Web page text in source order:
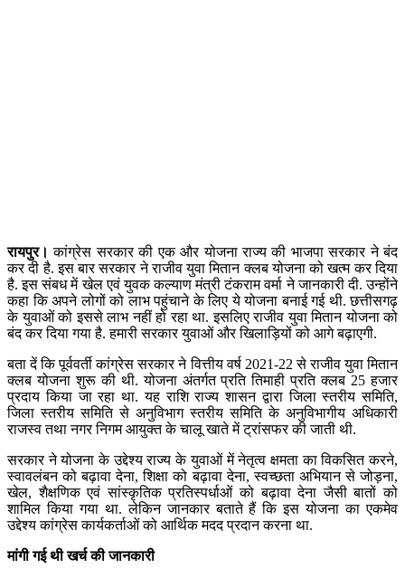
रायपुर।कांग्रेस सरकार की एक और योजना राज्य की भाजपा सरकार ने बंद
कर दी है. इस बार सरकार ने राजीव युवा मितान क्लब योजना को खत्म कर दिया
है. इस संबध में खेल एवं युवक कल्याण मंत्री टंकराम वर्मा ने जानकारी दी. उन्होंने
कहा कि अपने लोगों को लाभ पहुंचाने के लिए ये योजना बनाई गई थी. छत्तीसगढ़
के युवाओं को इससे लाभ नहीं हो रहा था. इसलिए राजीव युवा मितान योजना को
बंद कर दिया गया है. हमारी सरकार युवाओं और खिलाड़ियों को आगे बढ़ाएगी.
बता दें कि पूर्ववर्ती कांग्रेस सरकार ने वित्तीय वर्ष 2021-22 से राजीव युवा मितान
क्लब योजना शुरू की थी. योजना अंतर्गत प्रति तिमाही प्रति क्लब 25 हजार
प्रदाय किया जा रहा था. यह राशि राज्य शासन द्वारा जिला स्तरीय समिति,
जिला स्तरीय समिति से अनुविभाग स्तरीय समिति के अनुविभागीय अधिकारी
राजस्व तथा नगर निगम आयुक्त के चालू खाते में ट्रांसफर की जाती थी.
सरकार ने योजना के उद्देश्य राज्य के युवाओं में नेतृत्व क्षमता का विकसित करने,
स्वावलंबन को बढ़ावा देना, शिक्षा को बढ़ावा देना, स्वच्छता अभियान से जोड़ना,
खेल, शैक्षणिक एवं सांस्कृतिक प्रतिस्पर्धाओं को बढ़ावा देना जैसी बातों को
शामिल किया गया था. लेकिन जानकार बताते हैं कि इस योजना का एकमेव
उद्देश्य कांग्रेस कार्यकर्ताओं को आर्थिक मदद प्रदान करना था.
मांगी गई थी खर्च की जानकारी